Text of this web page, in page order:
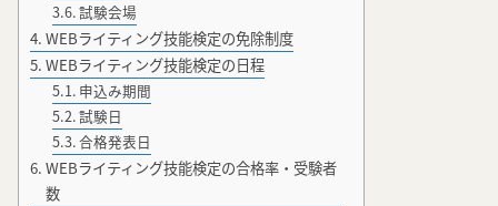
試験会場
WEBライティング技能検定の免除制度
WEBライティング技能検定の日程
申込み期間
試験日
合格発表日
WEBライティング技能検定の合格率・受験者
数